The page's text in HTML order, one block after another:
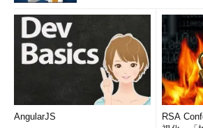
AngularJS
RSA